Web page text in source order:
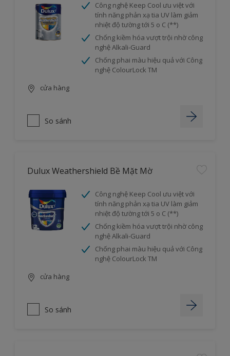
Công nghệ Keep Cool ưu việt với
tính năng phản xạ tia UV làm giảm
nhiệt độ tường tới 5 o C (**)
Chống kiềm hóa vượt trội nhờ công
nghệ Alkali-Guard
Chống phai màu hiệu quả với Công
nghệ ColourLock TM
cửa hàng
So sánh
Dulux Weathershield Bề Mặt Mờ
Công nghệ Keep Cool ưu việt với
tính năng phản xạ tia UV làm giảm
nhiệt độ tường tới 5 o C (**)
Chống kiềm hóa vượt trội nhờ công
nghệ Alkali-Guard
Chống phai màu hiệu quả với Công
nghệ ColourLock TM
cửa hàng
So sánh